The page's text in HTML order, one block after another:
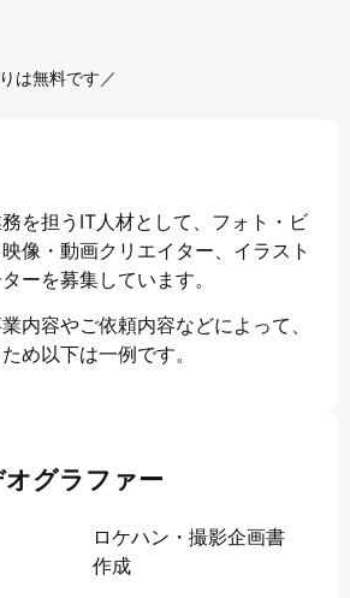
は無料です／
を担うIT人材として、フォト・ビ
像・動画クリエイター、イラスト
ーを募集しています。
内容やご依頼内容などによって、
め以下は一例です。
グラファー
ロケハン・撮影企画書
作成